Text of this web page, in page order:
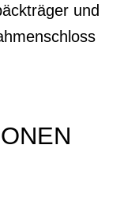
und